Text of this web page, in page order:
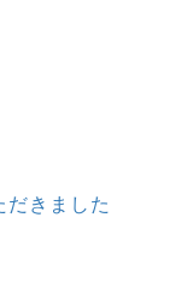
きました